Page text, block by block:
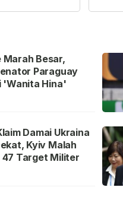
Marah Besar,
Paraguay
'Wanita Hina'
Damai Ukraina
Kyiv Malah
47 Target Militer